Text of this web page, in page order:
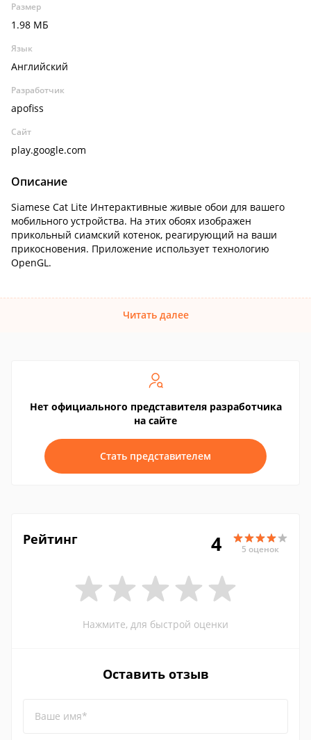
Размер
1.98 МБ
Язык
Английский
Разработчик
apofiss
Сайт
play.google.com
Описание
Siamese Cat Lite Интерактивные живые обои для вашего
мобильного устройства. На этих обоях изображен
прикольный сиамский котенок, реагирующий на ваши
прикосновения. Приложение использует технологию
OpenGL.
Читать далее
Нет официального представителя разработчика
на сайте
Стать представителем
Рейтинг 4 5 оценок
Нажмите, для быстрой оценки
Оставить отзыв
Ваше имя*